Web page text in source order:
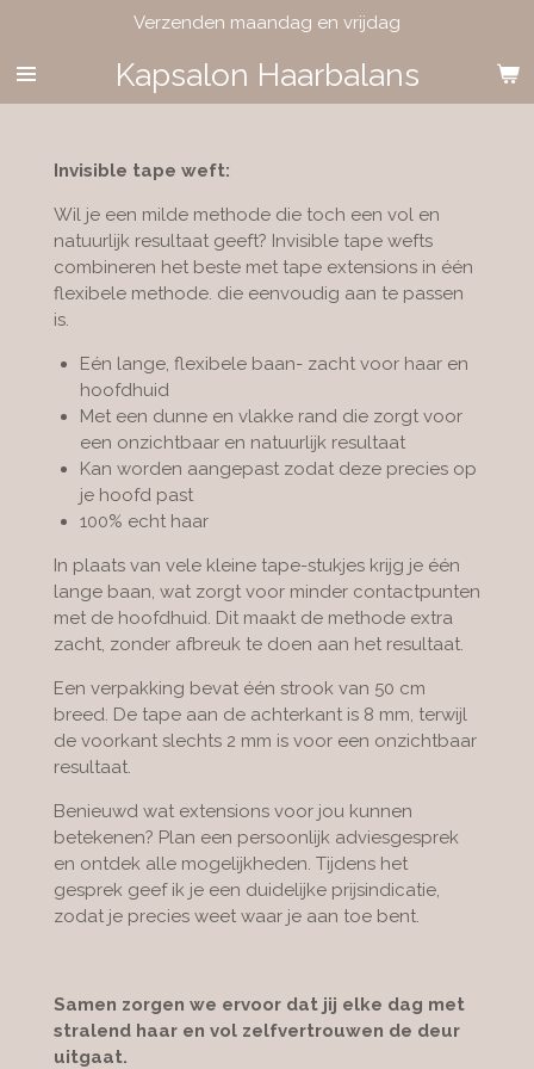
naar
de
Kapsalon Haarbalans
Verzenden maandag en vrijdag
Invisible tape weft:
Wil je een milde methode die toch een vol en
natuurlijk resultaat geeft? Invisible tape wefts
combineren het beste met tape extensions in één
flexibele methode. die eenvoudig aan te passen
is.
Eén lange, flexibele baan- zacht voor haar en
hoofdhuid
Met een dunne en vlakke rand die zorgt voor
een onzichtbaar en natuurlijk resultaat
Kan worden aangepast zodat deze precies op
je hoofd past
100% echt haar
In plaats van vele kleine tape-stukjes krijg je één
lange baan, wat zorgt voor minder contactpunten
met de hoofdhuid. Dit maakt de methode extra
zacht, zonder afbreuk te doen aan het resultaat.
Een verpakking bevat één strook van 50 cm
breed. De tape aan de achterkant is 8 mm, terwijl
de voorkant slechts 2 mm is voor een onzichtbaar
resultaat.
Benieuwd wat extensions voor jou kunnen
betekenen? Plan een persoonlijk adviesgesprek
en ontdek alle mogelijkheden. Tijdens het
gesprek geef ik je een duidelijke prijsindicatie,
zodat je precies weet waar je aan toe bent.
Samen zorgen we ervoor dat jij elke dag met
stralend haar en vol zelfvertrouwen de deur
uitgaat.